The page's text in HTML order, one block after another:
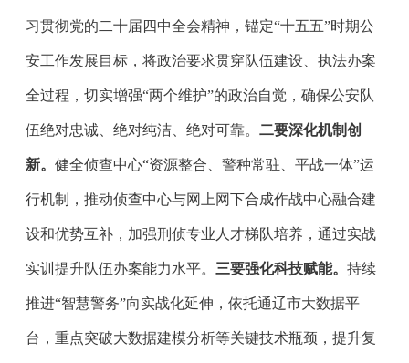
习贯彻党的二十届四中全会精神， 锚定“十五五”时期公
安工作发展目标，将政治要求贯穿队伍建设、执法办案
全过程，切实增强“两个维护”的政治自觉， 确保公安队
伍绝对忠诚、绝对纯洁、绝对可靠。 二要深化机制创
新。 健全侦查中心“资源整合、警种常驻、平战一体”运
行机制， 推动侦查中心与网上网下合成作战中心融合建
设和优势互补， 加强刑侦专业人才梯队培养，通过实战
实训提升队伍办案能力水平。 三要强化科技赋能。 持续
推进“智慧警务”向实战化延伸，依托通辽市大数据平
台，重点突破大数据建模分析等关键技术瓶颈，提升复